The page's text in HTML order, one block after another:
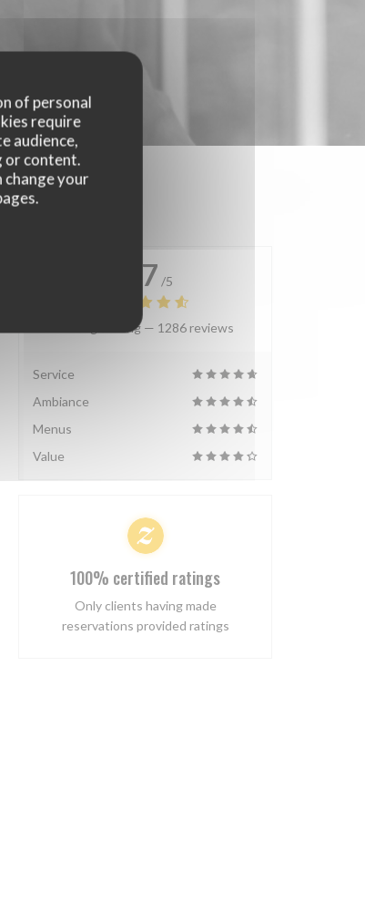
of personal
require
audience,
or content.
change your
4.7 /5
Average rating — 1286 reviews
Service
Ambiance
Menus
Value
100% certified ratings
Only clients having made
reservations provided ratings